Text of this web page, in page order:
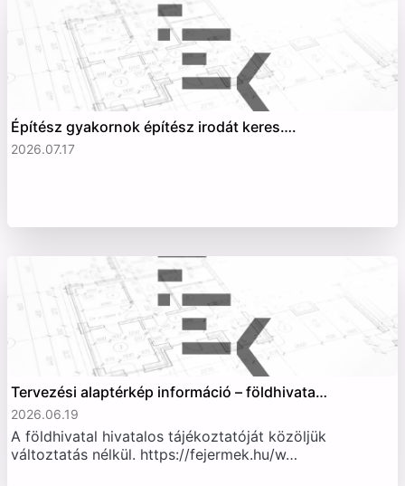
Építész gyakornok építész irodát keres….
2026.07.17
Tervezési alaptérkép információ – földhivata…
2026.06.19
A földhivatal hivatalos tájékoztatóját közöljük
változtatás nélkül. https://fejermek.hu/w…